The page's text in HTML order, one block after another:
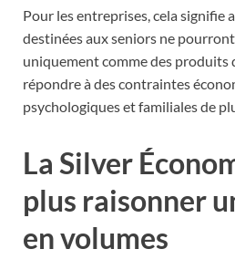
Pour les entreprises, cela signifie
destinées aux seniors ne
uniquement comme des produits
répondre à des contraintes
psychologiques et familiales de
La Silver
plus raisonner
en volumes